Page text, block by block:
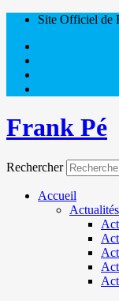
Site Officiel de
Frank Pé
Rechercher
Accueil
Actualités